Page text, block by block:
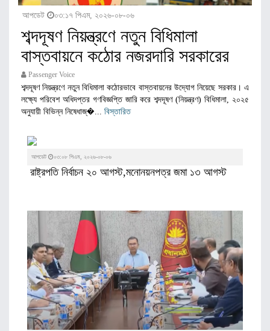
আপডেট ০৩:১৭ পিএম, ২০২৬-০৮-০৬
শব্দদূষণ নিয়ন্ত্রণে নতুন বিধিমালা
বাস্তবায়নে কঠোর নজরদারি সরকারের
Passenger Voice
শব্দদূষণ নিয়ন্ত্রণে নতুন বিধিমালা কঠোরভাবে বাস্তবায়নের উদ্যোগ নিয়েছে সরকার। এ
লক্ষ্যে পরিবেশ অধিদপ্তর গণবিজ্ঞপ্তি জারি করে শব্দদূষণ (নিয়ন্ত্রণ) বিধিমালা, ২০২৫
অনুযায়ী বিভিন্ন নিষেধাজ্�... বিস্তারিত
আপডেট ০৩:০৮ পিএম, ২০২৬-০৮-০৬
রাষ্ট্রপতি নির্বাচন ২০ আগস্ট,মনোনয়নপত্র জমা ১‌৩ আগস্ট